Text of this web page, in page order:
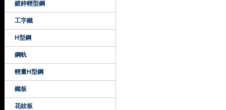
鍍鋅輕型鋼
工字鐵
H型鋼
鋼軌
輕量H型鋼
鐵板
花紋板